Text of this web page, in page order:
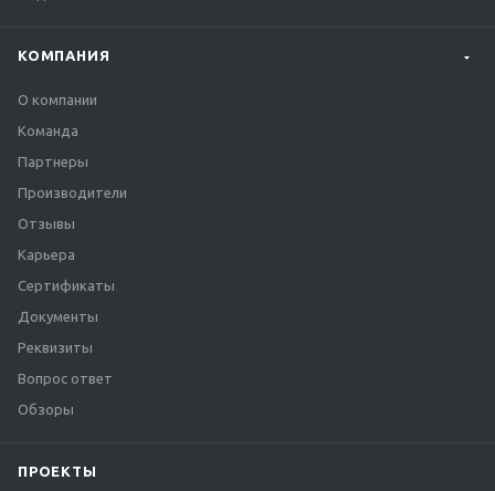
КОМПАНИЯ
О компании
Команда
Партнеры
Производители
Отзывы
Карьера
Сертификаты
Документы
Реквизиты
Вопрос ответ
Обзоры
ПРОЕКТЫ